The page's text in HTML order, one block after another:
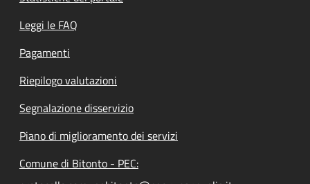
Leggi le FAQ
Pagamenti
Riepilogo valutazioni
Segnalazione disservizio
Piano di miglioramento dei servizi
Comune di Bitonto - PEC: